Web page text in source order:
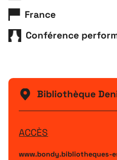
France
Conférence
Bibliothèque
ACCÈS
www.bondy.bibliotheques-